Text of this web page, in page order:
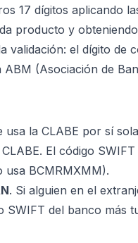
17 dígitos aplicando
producto y
validación: el dígito de
(Asociación de
la CLABE por sí
El código
BCMRMXMM).
. Si alguien en el
del banco más